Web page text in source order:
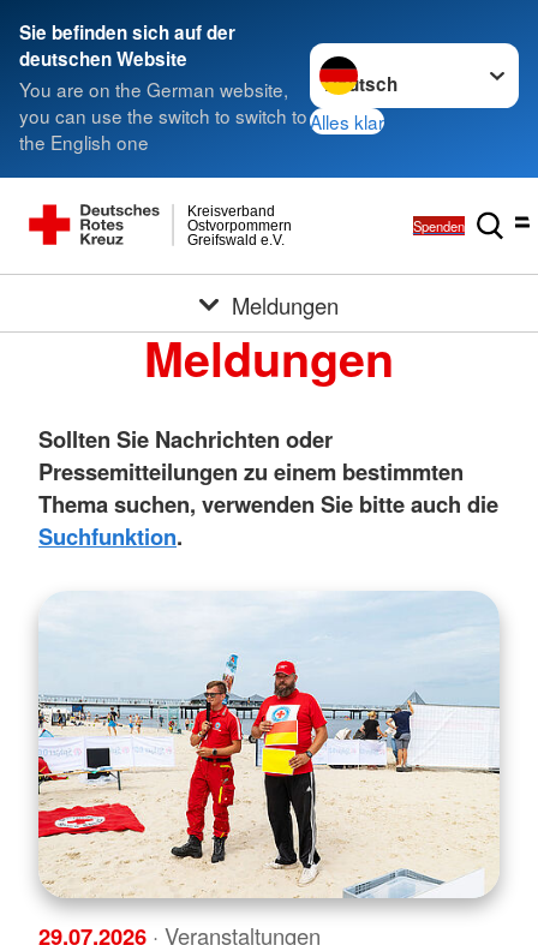
Sie befinden sich auf der
deutschen Website
You are on the German website,
you can use the switch to switch to
the English one
Sprache wechseln zu
Alles klar
Greifswald e.V.
Ostvorpommern
Kreisverband
Spenden
Meldungen
Meldungen
Sollten Sie Nachrichten oder
Pressemitteilungen zu einem bestimmten
Thema suchen, verwenden Sie bitte auch die
Suchfunktion.
29.07.2026 · Veranstaltungen